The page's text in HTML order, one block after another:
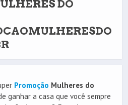
DO
Promoção Mulheres do
ganhar a casa que você sempre